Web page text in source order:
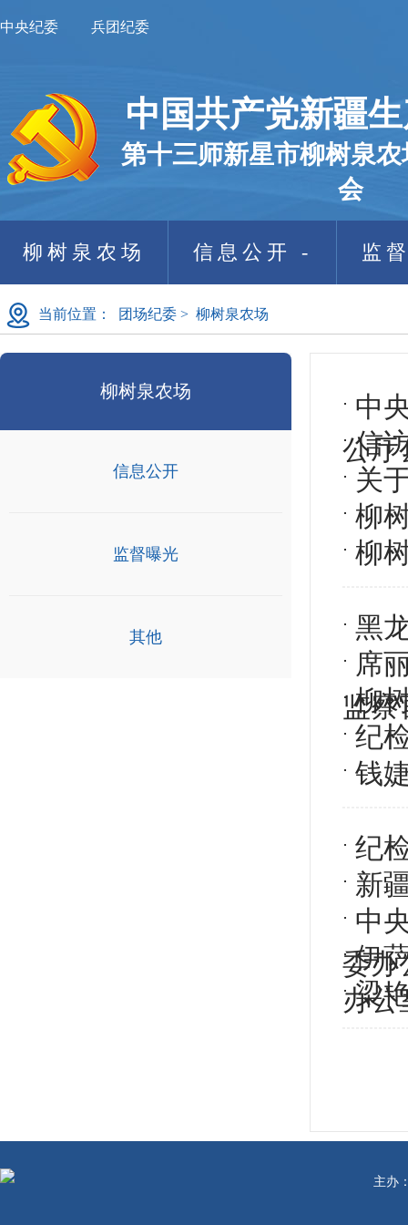
中央纪委 兵团纪委
中国共产党新疆
第十三师新星市柳树泉
会
柳树泉农场 信息公开 - 监
当前位置： 团场纪委 > 柳树泉农场
柳树泉农场
信息公开
监督曝光
其他
中
公厅
信
关
柳
柳
黑
席
监察
柳
纪
钱
纪
新
中
委办
伊
办公
梁
主办